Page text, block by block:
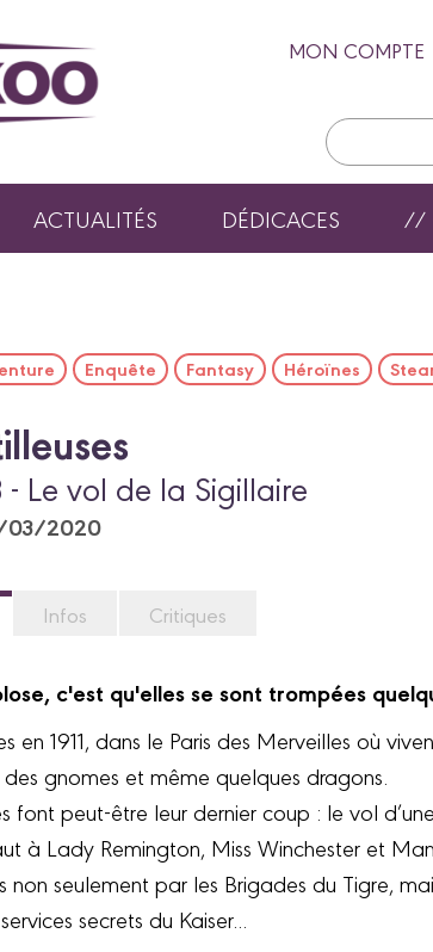
MON COMPTE
ACTUALITÉS DÉDICACES //
Enquête Fantasy Héroïnes
Le vol de la Sigillaire
2020
Infos Critiques
c'est qu'elles se sont trompées
en 1911, dans le Paris des Merveilles où
gnomes et même quelques dragons.
font peut-être leur dernier coup : le vol
à Lady Remington, Miss Winchester et
non seulement par les Brigades du Tigre,
secrets du Kaiser...